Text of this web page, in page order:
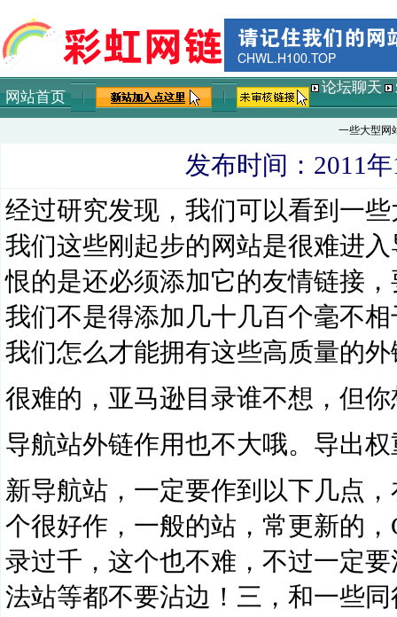
网站首页
论坛聊天
一些大型网
发布时间：2011
经过研究发现，我们可以看到一
我们这些刚起步的网站是很难进
恨的是还必须添加它的友情链接
我们不是得添加几十几百个毫不
我们怎么才能拥有这些高质量的
很难的，亚马逊目录谁不想，但
导航站外链作用也不大哦。导出
新导航站，一定要作到以下几点
个很好作，一般的站，常更新的
录过千，这个也不难，不过一定
法站等都不要沾边！三，和一些